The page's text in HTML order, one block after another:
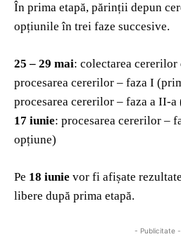
În prima etapă, părinții depun
opțiunile în trei faze succesive.
25 – 29 mai: colectarea cererilor
procesarea cererilor – faza I
procesarea cererilor – faza a
17 iunie: procesarea cererilor –
opțiune)
Pe 18 iunie vor fi afișate
libere după prima etapă.
- Publicitate -